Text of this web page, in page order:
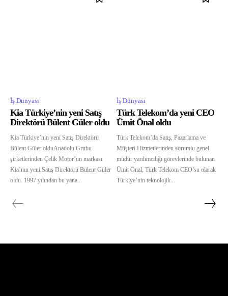
İş Dünyası
Kia Türkiye’nin yeni Satış
Direktörü Bülent Güler oldu
Kia Türkiye’nin yeni Satış Direktörü
Bülent Güler olduAnadolu Grubu
şirketlerinden Çelik Motor’un markası
Kia’nın yeni Satış Direktörü Bülent Güler
oldu. 1997 yılından bu yana...
İş Dünyası
Türk Telekom’da yeni CEO
Ümit Önal oldu
Türk Telekom’da Satış, Pazarlama ve
Müşteri Hizmetlerinden sorumlu genel
müdür yardımcılığı görevlerinde bulunan
Ümit Önal, Türk Telekom CEO’su olarak
Türkiye’nin teknolojik...